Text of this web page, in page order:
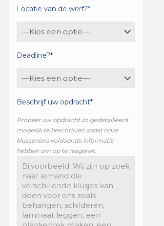
Locatie van de werf?*
Deadline?*
Beschrijf uw opdracht*
Probeer uw opdracht zo gedetailleerd
mogelijk te beschrijven zodat onze
klusseniers voldoende informatie
hebben om op te reageren.